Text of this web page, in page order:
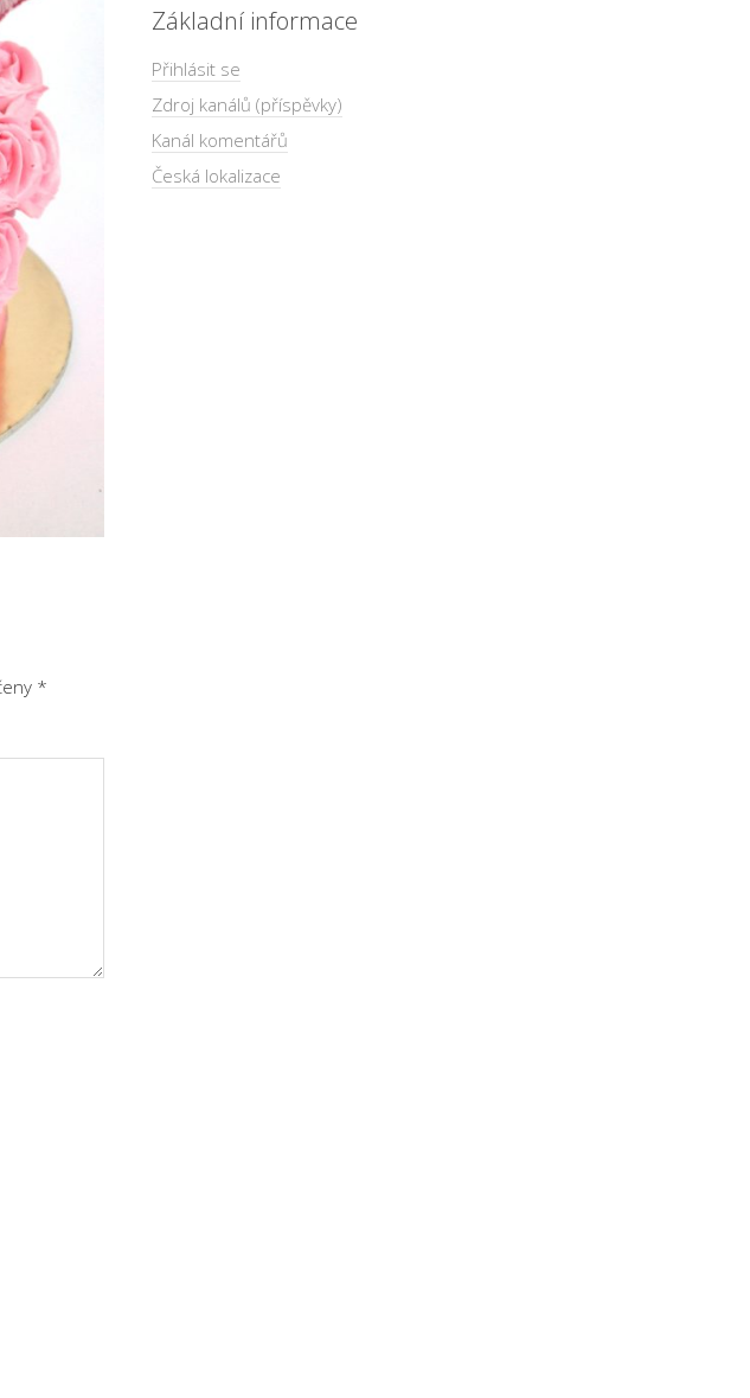
*
Základní informace
Přihlásit se
Zdroj kanálů (příspěvky)
Kanál komentářů
Česká lokalizace